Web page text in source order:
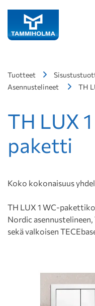
Tuotteet
Asennustelineet
TH
TH LUX
paketti
Koko kokonaisuus
TH LUX 1 WC-
Nordic
sekä valkoisen